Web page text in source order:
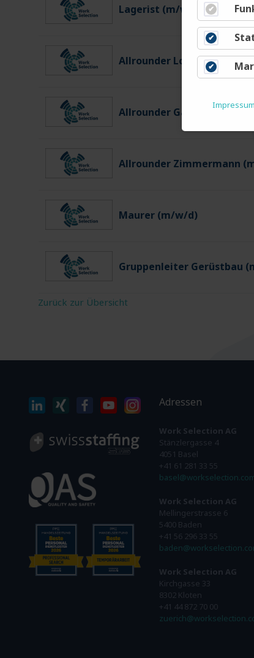
Lagerist (m/w/d)
Allrounder Logistiker (m/
Allrounder Gartenbau (m/
Allrounder Zimmermann
Maurer (m/w/d)
Gruppenleiter Gerüstbau
Zurück zur Übersicht
Adressen
Work Selection AG
Stänzlergasse 4
4051 Basel
+41 61 281 33 55
Work Selection AG
Mellingerstrasse 6
5400 Baden
+41 56 296 33 55
Work Selection AG
Kirchgasse 33
8302 Kloten
+41 44 872 70 00